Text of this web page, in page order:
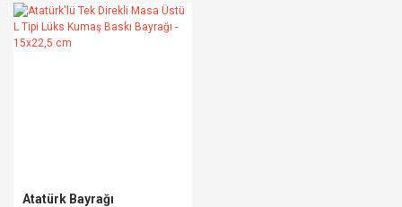
Atatürk Bayrağı